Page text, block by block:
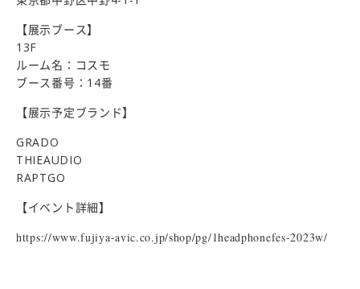
【展示ブース】
13F
ルーム名：コスモ
ブース番号：14番
【展示予定ブランド】
GRADO
THIEAUDIO
RAPTGO
【イベント詳細】
https://www.fujiya-avic.co.jp/shop/pg/1headphonefes-2023w/